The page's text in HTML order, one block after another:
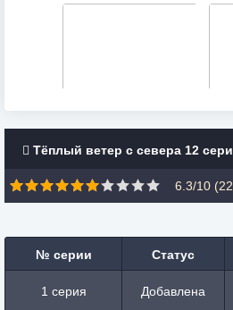
Тёплый ветер с севера 12
6.3/10 (
№ серии Статус
1 серия Добавлена